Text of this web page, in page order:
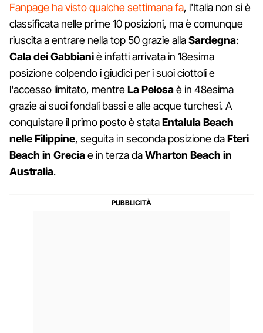
Fanpage ha visto qualche settimana fa, l'Italia non si è
classificata nelle prime 10 posizioni, ma è comunque
riuscita a entrare nella top 50 grazie allaSardegna:
Cala dei Gabbianiè infatti arrivata in 18esima
posizione colpendo i giudici per i suoi ciottoli e
l'accesso limitato, mentreLa Pelosaè in 48esima
grazie ai suoi fondali bassi e alle acque turchesi. A
conquistare il primo posto è stataEntalula Beach
nelle Filippine, seguita in seconda posizione daFteri
Beach in Greciae in terza daWharton Beach in
Australia.